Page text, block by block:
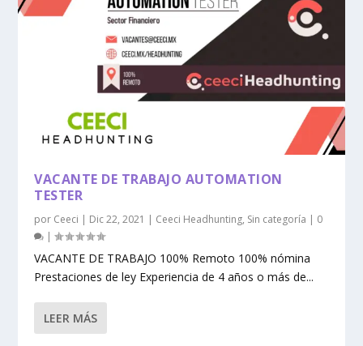
VACANTE DE TRABAJO AUTOMATION
TESTER
por Ceeci | Dic 22, 2021 | Ceeci Headhunting, Sin categoría | 0
|
VACANTE DE TRABAJO 100% Remoto 100% nómina
Prestaciones de ley Experiencia de 4 años o más de...
LEER MÁS